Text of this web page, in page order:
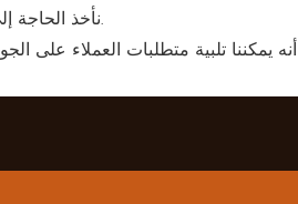
نأخذ الحاجة إلى العميل باعتباره القاعدة والأجهزة الخضراء آمنة واقتصادية ومريحة كجذر وتطوير الصناعة كهدف.